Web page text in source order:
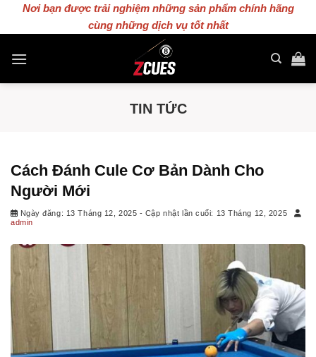
Nơi bạn được trải nghiệm những sản phẩm chính hãng
cùng những dịch vụ tốt nhất
TIN TỨC
Cách Đánh Cule Cơ Bản Dành Cho
Người Mới
Ngày đăng: 13 Tháng 12, 2025 - Cập nhật lần cuối: 13 Tháng 12, 2025
admin